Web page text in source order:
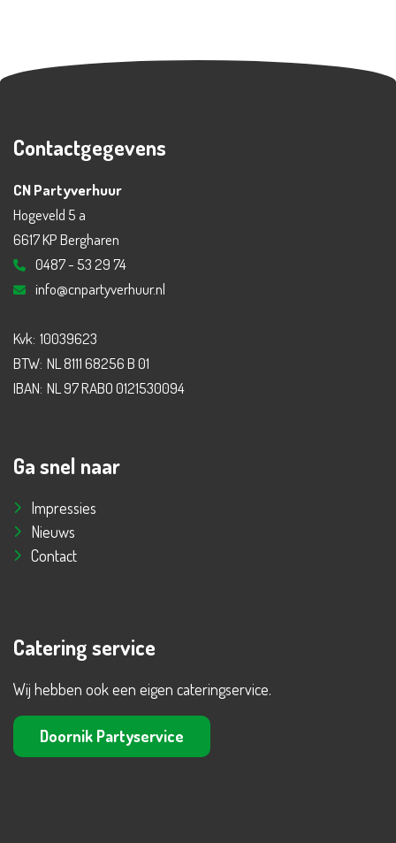
Contactgegevens
CN Partyverhuur
Hogeveld 5 a
6617 KP Bergharen
0487 - 53 29 74
info@cnpartyverhuur.nl
Kvk: 10039623
BTW: NL 8111 68256 B 01
IBAN: NL 97 RABO 0121530094
Ga snel naar
Impressies
Nieuws
Contact
Catering service
Wij hebben ook een eigen cateringservice.
Doornik Partyservice